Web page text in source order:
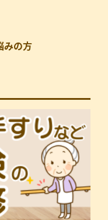
みの方